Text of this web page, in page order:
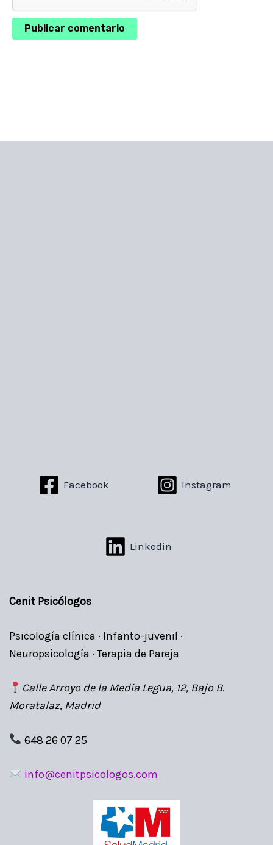
Facebook Instagram
Linkedin
Cenit Psicólogos
Psicología clínica · Infanto-juvenil ·
Neuropsicología · Terapia de Pareja
Calle Arroyo de la Media Legua, 12, Bajo B.
Moratalaz, Madrid
648 26 07 25
info@cenitpsicologos.com